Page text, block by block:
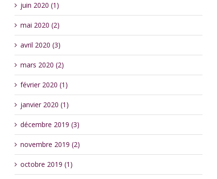
juin 2020 (1)
mai 2020 (2)
avril 2020 (3)
mars 2020 (2)
février 2020 (1)
janvier 2020 (1)
décembre 2019 (3)
novembre 2019 (2)
octobre 2019 (1)